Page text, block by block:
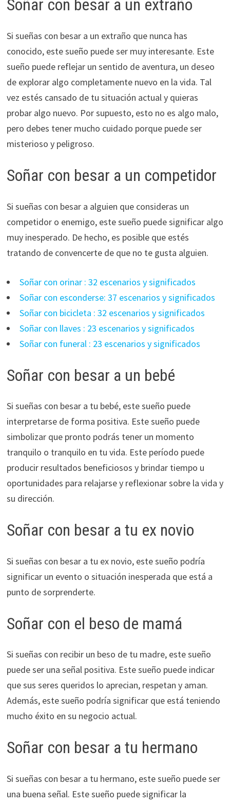
Soñar con besar a un extraño
Si sueñas con besar a un extraño que nunca has
conocido, este sueño puede ser muy interesante. Este
sueño puede reflejar un sentido de aventura, un deseo
de explorar algo completamente nuevo en la vida. Tal
vez estés cansado de tu situación actual y quieras
probar algo nuevo. Por supuesto, esto no es algo malo,
pero debes tener mucho cuidado porque puede ser
misterioso y peligroso.
Soñar con besar a un competidor
Si sueñas con besar a alguien que consideras un
competidor o enemigo, este sueño puede significar algo
muy inesperado. De hecho, es posible que estés
tratando de convencerte de que no te gusta alguien.
Soñar con orinar : 32 escenarios y significados
Soñar con esconderse: 37 escenarios y significados
Soñar con bicicleta : 32 escenarios y significados
Soñar con llaves : 23 escenarios y significados
Soñar con funeral : 23 escenarios y significados
Soñar con besar a un bebé
Si sueñas con besar a tu bebé, este sueño puede
interpretarse de forma positiva. Este sueño puede
simbolizar que pronto podrás tener un momento
tranquilo o tranquilo en tu vida. Este período puede
producir resultados beneficiosos y brindar tiempo u
oportunidades para relajarse y reflexionar sobre la vida y
su dirección.
Soñar con besar a tu ex novio
Si sueñas con besar a tu ex novio, este sueño podría
significar un evento o situación inesperada que está a
punto de sorprenderte.
Soñar con el beso de mamá
Si sueñas con recibir un beso de tu madre, este sueño
puede ser una señal positiva. Este sueño puede indicar
que sus seres queridos lo aprecian, respetan y aman.
Además, este sueño podría significar que está teniendo
mucho éxito en su negocio actual.
Soñar con besar a tu hermano
Si sueñas con besar a tu hermano, este sueño puede ser
una buena señal. Este sueño puede significar la